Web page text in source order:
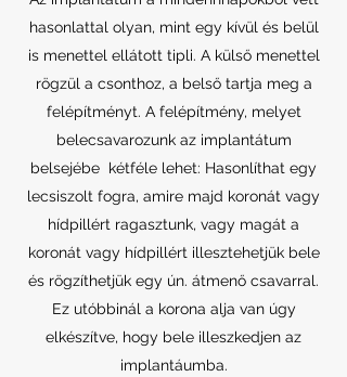
hasonlattal olyan, mint egy kívül és belül
is menettel ellátott tipli. A külső menettel
rögzül a csonthoz, a belső tartja meg a
felépítményt. A felépítmény, melyet
belecsavarozunk az implantátum
belsejébe kétféle lehet: Hasonlíthat egy
lecsiszolt fogra, amire majd koronát vagy
hídpillért ragasztunk, vagy magát a
koronát vagy hídpillért illesztehetjük bele
és rögzíthetjük egy ún. átmenő csavarral.
Ez utóbbinál a korona alja van úgy
elkészítve, hogy bele illeszkedjen az
implantáumba.